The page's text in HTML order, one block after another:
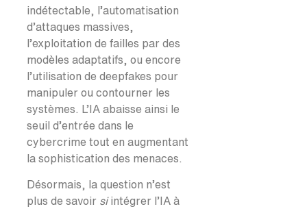
indétectable, l’automatisation
d’attaques massives,
l’exploitation de failles par des
modèles adaptatifs, ou encore
l’utilisation de deepfakes pour
manipuler ou contourner les
systèmes. L’IA abaisse ainsi le
seuil d’entrée dans le
cybercrime tout en augmentant
la sophistication des menaces.
Désormais, la question n’est
plus de savoir siintégrer l’IA à